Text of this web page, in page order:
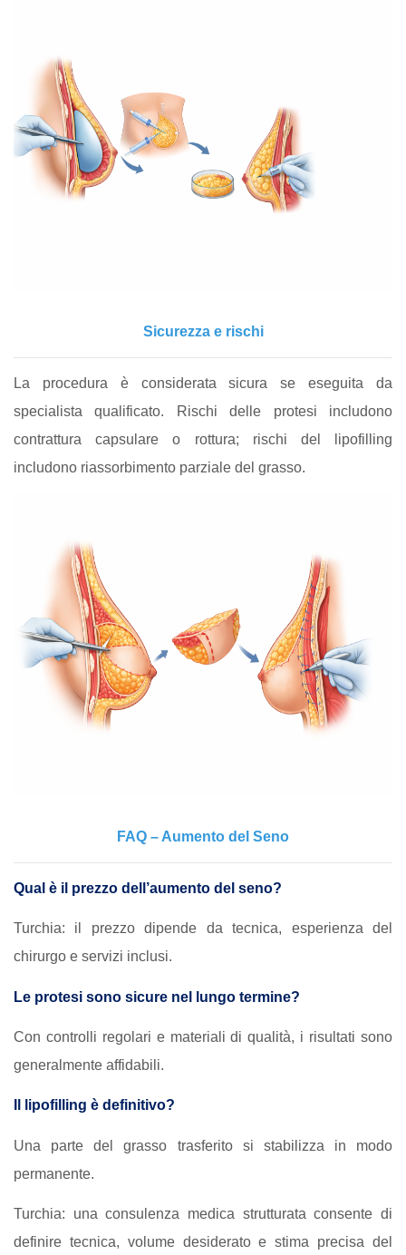
Sicurezza e rischi
La procedura è considerata sicura se eseguita da
specialista qualificato. Rischi delle protesi includono
contrattura capsulare o rottura; rischi del lipofilling
includono riassorbimento parziale del grasso.
FAQ – Aumento del Seno
Qual è il prezzo dell’aumento del seno?
Turchia: il prezzo dipende da tecnica, esperienza del
chirurgo e servizi inclusi.
Le protesi sono sicure nel lungo termine?
Con controlli regolari e materiali di qualità, i risultati sono
generalmente affidabili.
Il lipofilling è definitivo?
Una parte del grasso trasferito si stabilizza in modo
permanente.
Turchia: una consulenza medica strutturata consente di
definire tecnica, volume desiderato e stima precisa del